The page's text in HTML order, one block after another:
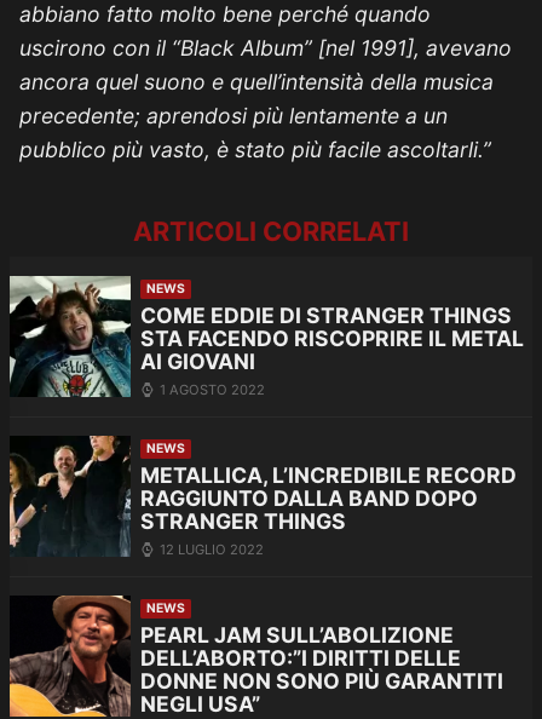
abbiano fatto molto bene perché quando
uscirono con il “Black Album” [nel 1991], avevano
ancora quel suono e quell’intensità della musica
precedente; aprendosi più lentamente a un
pubblico più vasto, è stato più facile ascoltarli.”
ARTICOLI CORRELATI
NEWS
COME EDDIE DI STRANGER THINGS
STA FACENDO RISCOPRIRE IL METAL
AI GIOVANI
1 AGOSTO 2022
NEWS
METALLICA, L’INCREDIBILE RECORD
RAGGIUNTO DALLA BAND DOPO
STRANGER THINGS
12 LUGLIO 2022
NEWS
PEARL JAM SULL’ABOLIZIONE
DELL’ABORTO:”I DIRITTI DELLE
DONNE NON SONO PIÙ GARANTITI
NEGLI USA”